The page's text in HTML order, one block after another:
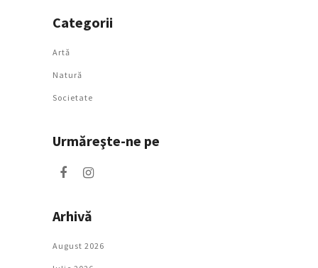
Categorii
Artǎ
Natură
Societate
Urmăreşte-ne pe
Arhivă
August 2026